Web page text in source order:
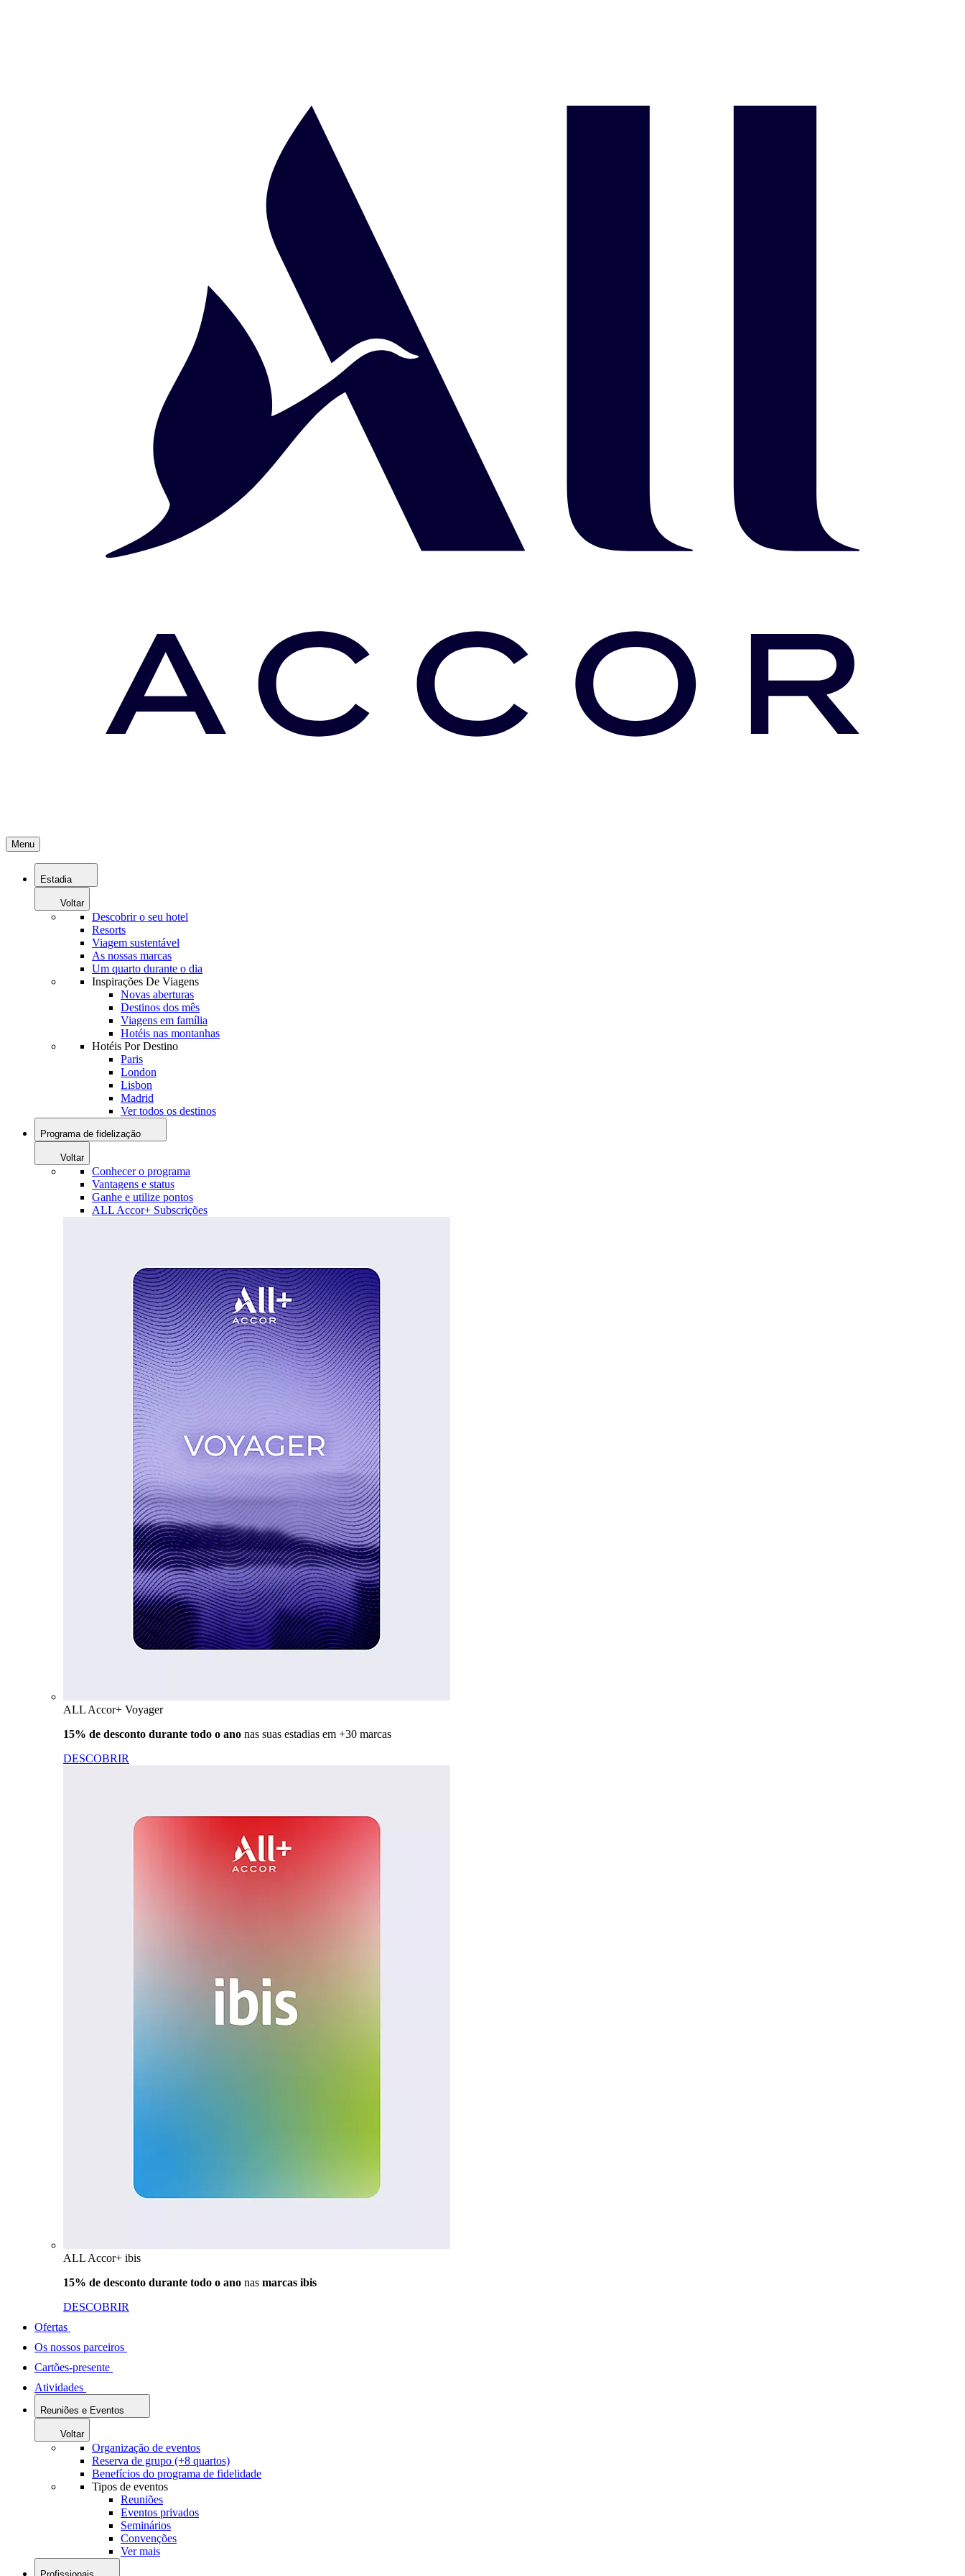
Menu
Estadia
Voltar
Descobrir o seu hotel
Resorts
Viagem sustentável
As nossas marcas
Um quarto durante o dia
Inspirações De Viagens
Novas aberturas
Destinos dos mês
Viagens em família
Hotéis nas montanhas
Hotéis Por Destino
Paris
London
Lisbon
Madrid
Ver todos os destinos
Programa de fidelização
Voltar
Conhecer o programa
Vantagens e status
Ganhe e utilize pontos
ALL Accor+ Subscrições
ALL Accor+ Voyager
15% de desconto durante todo o ano nas suas estadias em +30 marcas
DESCOBRIR
ALL Accor+ ibis
15% de desconto durante todo o ano nas marcas ibis
DESCOBRIR
Ofertas
Os nossos parceiros
Cartões-presente
Atividades
Reuniões e Eventos
Voltar
Organização de eventos
Reserva de grupo (+8 quartos)
Benefícios do programa de fidelidade
Tipos de eventos
Reuniões
Eventos privados
Seminários
Convenções
Ver mais